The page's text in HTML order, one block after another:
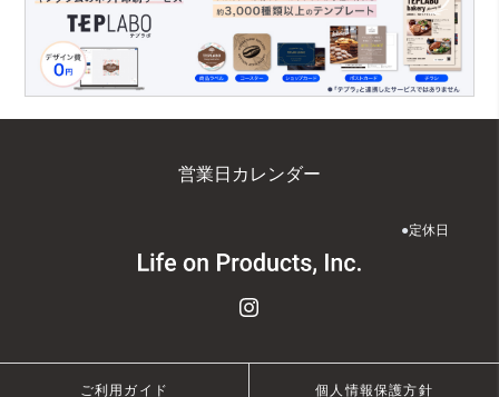
営業日カレンダー
●定休日
ご利用ガイド 個人情報保護方針